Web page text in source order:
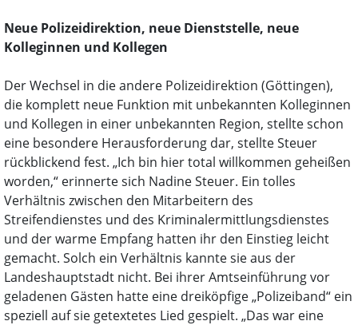
Neue Polizeidirektion, neue Dienststelle, neue
Kolleginnen und Kollegen
Der Wechsel in die andere Polizeidirektion (Göttingen),
die komplett neue Funktion mit unbekannten Kolleginnen
und Kollegen in einer unbekannten Region, stellte schon
eine besondere Herausforderung dar, stellte Steuer
rückblickend fest. „Ich bin hier total willkommen geheißen
worden,“ erinnerte sich Nadine Steuer. Ein tolles
Verhältnis zwischen den Mitarbeitern des
Streifendienstes und des Kriminalermittlungsdienstes
und der warme Empfang hatten ihr den Einstieg leicht
gemacht. Solch ein Verhältnis kannte sie aus der
Landeshauptstadt nicht. Bei ihrer Amtseinführung vor
geladenen Gästen hatte eine dreiköpfige „Polizeiband“ ein
speziell auf sie getextetes Lied gespielt. „Das war eine